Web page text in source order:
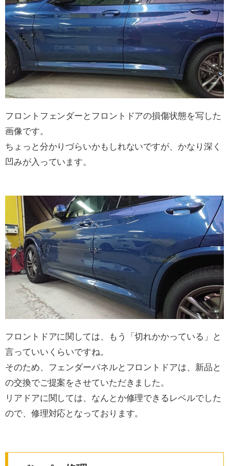
フロントフェンダーとフロントドアの損傷状態を写した
画像です。
ちょっと分かりづらいかもしれないですが、かなり深く
凹みが入っています。
フロントドアに関しては、もう「切れかかっている」と
言っていいくらいですね。
そのため、フェンダーパネルとフロントドアは、新品と
の交換でご提案をさせていただきました。
リアドアに関しては、なんとか修理できるレベルでした
ので、修理対応となっております。